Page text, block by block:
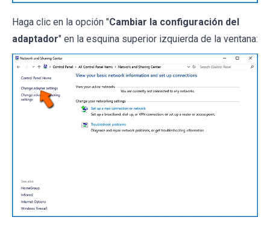
Haga clic en la opción "Cambiar la configuración del
adaptador" en la esquina superior izquierda de la ventana: